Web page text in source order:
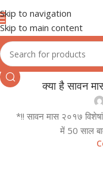
Skip to navigation
Skip to main content
10 क्या है सावन
*!! सावन मास २०१७
में 50 साल